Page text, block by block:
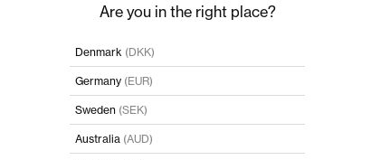
Are you in the right place?
Denmark (DKK)
Germany (EUR)
Sweden (SEK)
Australia (AUD)